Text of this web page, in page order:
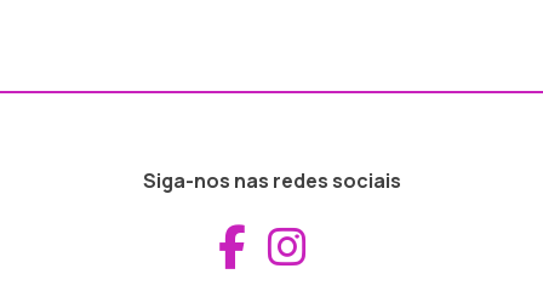
Siga-nos nas redes sociais
Aceder ao